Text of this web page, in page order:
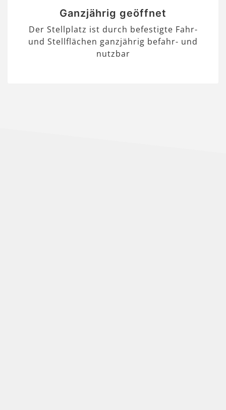
Ganzjährig geöffnet
Der Stellplatz ist durch befestigte Fahr-
und Stellflächen ganzjährig befahr- und
nutzbar